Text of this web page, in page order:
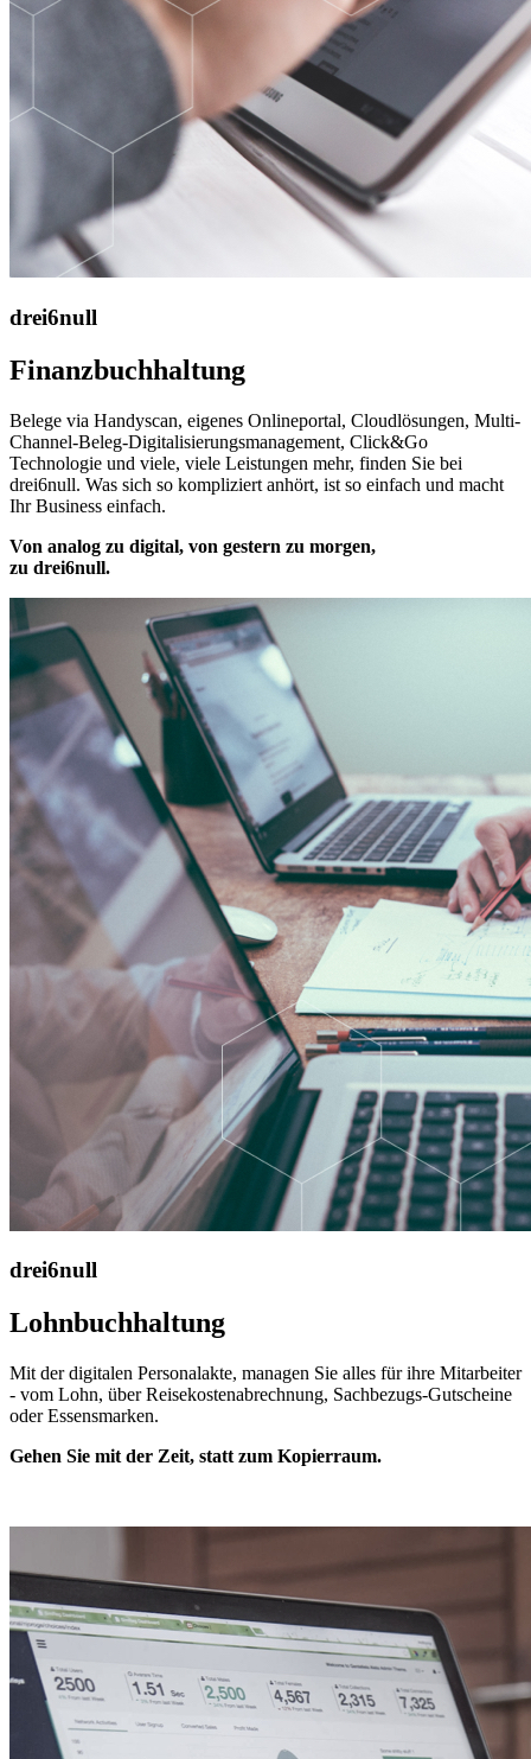
drei6null
Finanzbuchhaltung
Belege via Handyscan, eigenes Onlineportal, Cloudlösungen, Multi-
Channel-Beleg-Digitalisierungsmanagement, Click&Go
Technologie und viele, viele Leistungen mehr, finden Sie bei
drei6null. Was sich so kompliziert anhört, ist so einfach und macht
Ihr Business einfach.
Von analog zu digital, von gestern zu morgen,
zu drei6null.
drei6null
Lohnbuchhaltung
Mit der digitalen Personalakte, managen Sie alles für ihre Mitarbeiter
- vom Lohn, über Reisekostenabrechnung, Sachbezugs-Gutscheine
oder Essensmarken.
Gehen Sie mit der Zeit, statt zum Kopierraum.